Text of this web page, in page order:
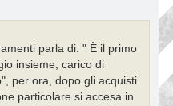
parla di: " È il primo
insieme, carico di
per ora, dopo gli acquisti
particolare si accesa in